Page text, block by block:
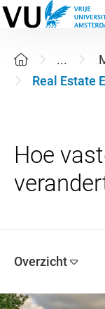
...
Real Estate
Hoe
Overzicht